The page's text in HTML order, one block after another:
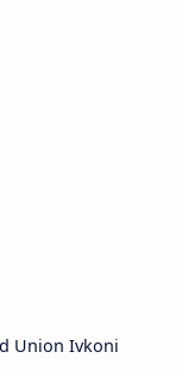
Union Ivkoni